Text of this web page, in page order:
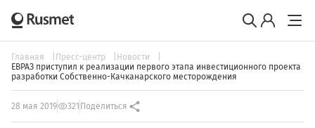
Главная Пресс-центр
Новости
ЕВРАЗ приступил к реализации первого этапа инвестиционного проекта
разработки Собственно-Качканарского месторождения
28 мая 2019 321 Поделиться